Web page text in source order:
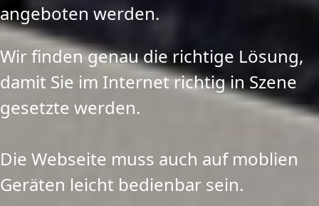
angeboten werden.
Wir finden genau die richtige Lösung,
damit Sie im Internet richtig in Szene
gesetzte werden.
Die Webseite muss auch auf moblien
Geräten leicht bedienbar sein.